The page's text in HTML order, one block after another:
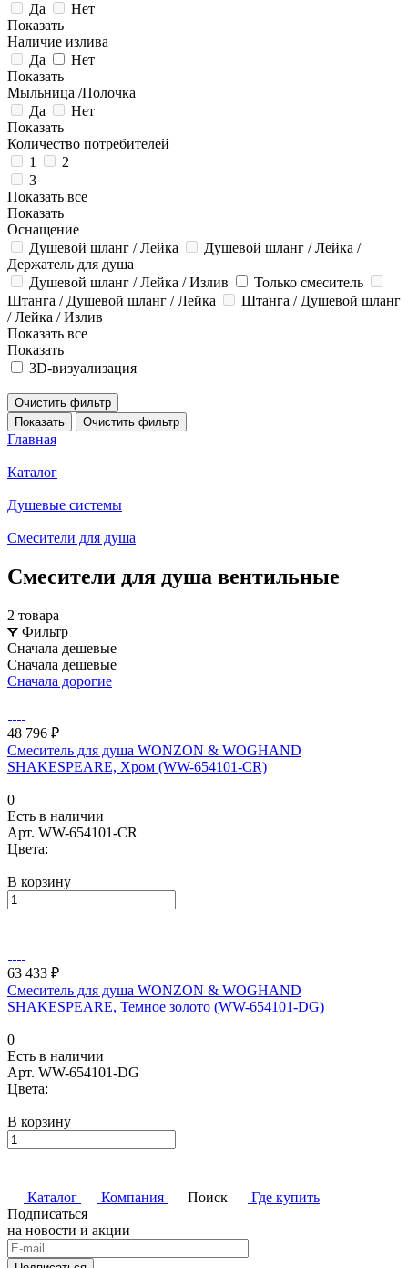
Да
Нет
Показать
Наличие излива
Да
Нет
Показать
Мыльница /Полочка
Да
Нет
Показать
Количество потребителей
1
2
3
Показать все
Показать
Оснащение
Душевой шланг / Лейка
Душевой шланг / Лейка /
Держатель для душа
Душевой шланг / Лейка / Излив
Только смеситель
Штанга / Душевой шланг / Лейка
Штанга / Душевой шланг
/ Лейка / Излив
Показать все
Показать
3D-визуализация
Очистить фильтр
Показать
Очистить фильтр
Главная
Каталог
Душевые системы
Смесители для душа
Смесители для душа вентильные
2 товара
Фильтр
Сначала дешевые
Сначала дешевые
Сначала дорогие
48 796 ₽
Смеситель для душа WONZON & WOGHAND
SHAKESPEARE, Хром (WW-654101-CR)
0
Есть в наличии
Арт. WW-654101-CR
Цвета:
В корзину
63 433 ₽
Смеситель для душа WONZON & WOGHAND
SHAKESPEARE, Темное золото (WW-654101-DG)
0
Есть в наличии
Арт. WW-654101-DG
Цвета:
В корзину
Каталог Компания Поиск
Где купить
Подписаться
на новости и акции